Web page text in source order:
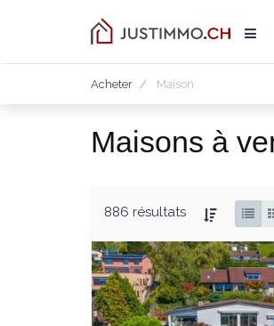
Acheter Maison
Maisons à
886 résultats